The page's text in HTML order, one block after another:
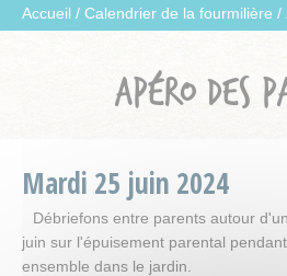
Accueil / Calendrier de la fourmilière /
APÉRO DES
Mardi 25 juin 2024
Débriefons entre parents autour
juin sur l'épuisement parental
ensemble dans le jardin.